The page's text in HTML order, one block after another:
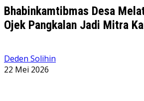
Bhabinkamtibmas Desa
Ojek Pangkalan Jadi Mitra
Deden Solihin
22 Mei 2026